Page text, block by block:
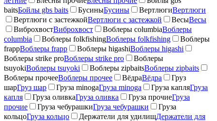
baitsБойлы gbs baits БусиныБусины ВертлюгиВертлюги
Вертлюги с застежкойВертлюги с застежкой ВесыВесы
ВиброхвостВиброхвост Воблеры columbiaВоблеры
columbia
Воблеры folkfishingВоблеры folkfishing
Воблеры
frappВоблеры frapp Воблеры higashiВоблеры higashi
Воблеры strike proВоблеры strike pro
Воблеры
tsuyokiВоблеры tsuyoki Воблеры zipbaitsВоблеры zipbaits
Воблеры прочееВоблеры прочее ВёдраВёдра
Груз
шарГруз шар Груза minogaГруза minoga Груза капляГруза
капля
Груза оливкаГруза оливка Груза прочиеГруза
прочие
Груза чебурашкиГруза чебурашки
Груза
кольцоГруза кольцо Держатели для удилищДержатели для